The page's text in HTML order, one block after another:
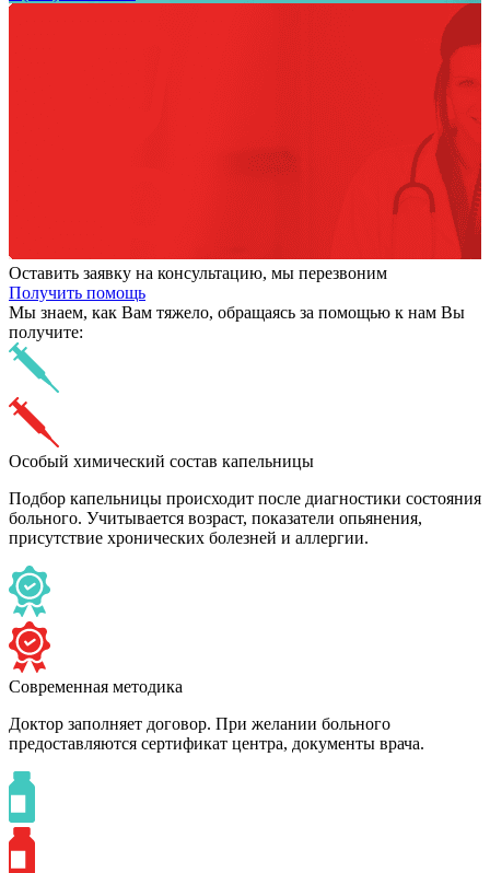
Оставить заявку на консультацию, мы перезвоним
Получить помощь
Мы знаем, как Вам тяжело, обращаясь за помощью к нам Вы
получите:
Особый химический состав капельницы
Подбор капельницы происходит после диагностики состояния
больного. Учитывается возраст, показатели опьянения,
присутствие хронических болезней и аллергии.
Современная методика
Доктор заполняет договор. При желании больного
предоставляются сертификат центра, документы врача.